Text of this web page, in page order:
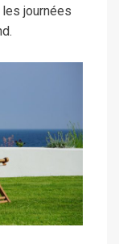
journées